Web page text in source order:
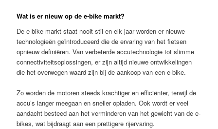
Wat is er nieuw op de e-bike markt?
De e-bike markt staat nooit stil en elk jaar worden er nieuwe
technologieën geïntroduceerd die de ervaring van het fietsen
opnieuw definiëren. Van verbeterde accutechnologie tot slimme
connectiviteitsoplossingen, er zijn altijd nieuwe ontwikkelingen
die het overwegen waard zijn bij de aankoop van een e-bike.
Zo worden de motoren steeds krachtiger en efficiënter, terwijl de
accu’s langer meegaan en sneller opladen. Ook wordt er veel
aandacht besteed aan het verminderen van het gewicht van de e-
bikes, wat bijdraagt aan een prettigere rijervaring.